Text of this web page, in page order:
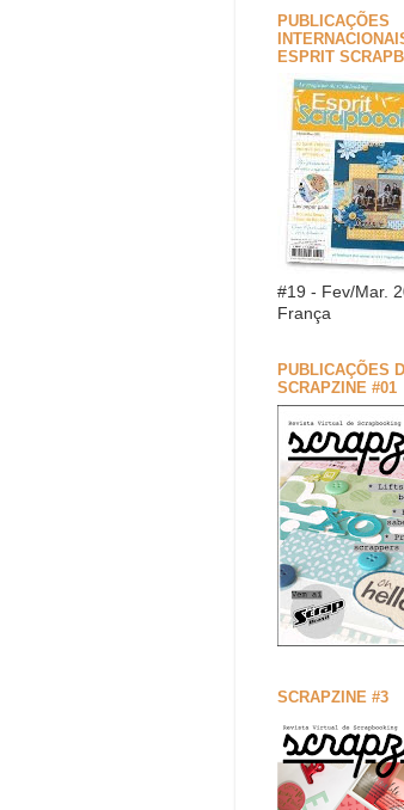
PUBLICAÇÕES
ESPRIT
#19 - Fev/Mar.
França
PUBLICAÇÕES
SCRAPZINE #01
SCRAPZINE #3